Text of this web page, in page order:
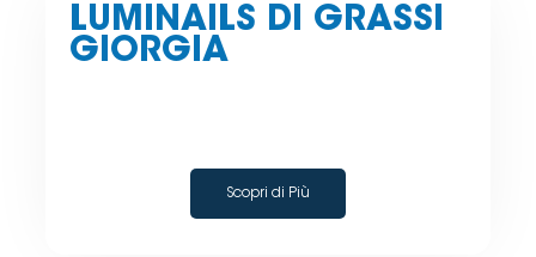
LUMINAILS DI GRASSI
GIORGIA
Scopri di Più